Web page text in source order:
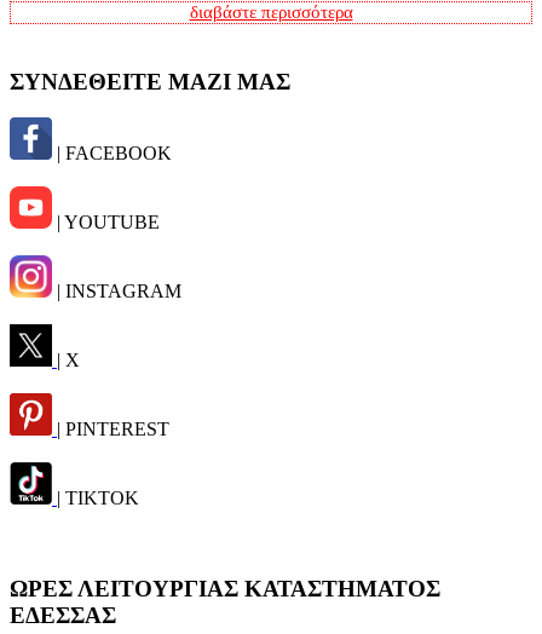
διαβάστε περισσότερα
ΣΥΝΔΕΘΕΙΤΕ ΜΑΖΙ ΜΑΣ
| FACEBOOK
| YOUTUBE
| INSTAGRAM
| X
| PINTEREST
| TIKTOK
ΩΡΕΣ ΛΕΙΤΟΥΡΓΙΑΣ ΚΑΤΑΣΤΗΜΑΤΟΣ
ΕΔΕΣΣΑΣ